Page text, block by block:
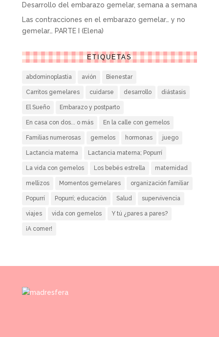
Desarrollo del embarazo gemelar, semana a semana
Las contracciones en el embarazo gemelar… y no
gemelar… PARTE I (Elena)
ETIQUETAS
abdominoplastia avión Bienestar
Carritos gemelares cuidarse desarrollo diástasis
El Sueño Embarazo y postparto
En casa con dos... o más En la calle con gemelos
Familias numerosas gemelos hormonas juego
Lactancia materna Lactancia materna; Popurrí
La vida con gemelos Los bebés estrella maternidad
mellizos Momentos gemelares organización familiar
Popurrí Popurrí; educación Salud supervivencia
viajes vida con gemelos Y tú ¿pares a pares?
¡A comer!